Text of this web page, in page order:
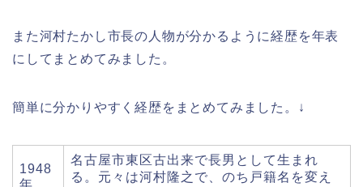
また河村たかし市長の人物が分かるように経歴を年表
にしてまとめてみました。
簡単に分かりやすく経歴をまとめてみました。↓
1948
年
名古屋市東区古出来で長男として生まれ
る。元々は河村隆之で、のち戸籍名を変え